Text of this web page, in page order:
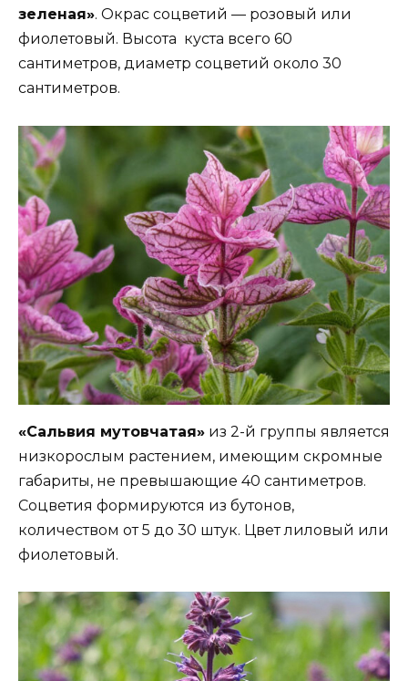
зеленая». Окрас соцветий — розовый или
фиолетовый. Высота куста всего 60
сантиметров, диаметр соцветий около 30
сантиметров.
«Сальвия мутовчатая» из 2-й группы является
низкорослым растением, имеющим скромные
габариты, не превышающие 40 сантиметров.
Соцветия формируются из бутонов,
количеством от 5 до 30 штук. Цвет лиловый или
фиолетовый.